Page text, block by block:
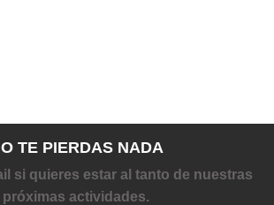
TE PIERDAS NADA
si quieres estar al tanto de nuestras
próximas actividades.